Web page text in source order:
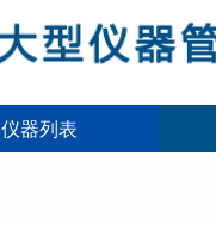
仪器列表